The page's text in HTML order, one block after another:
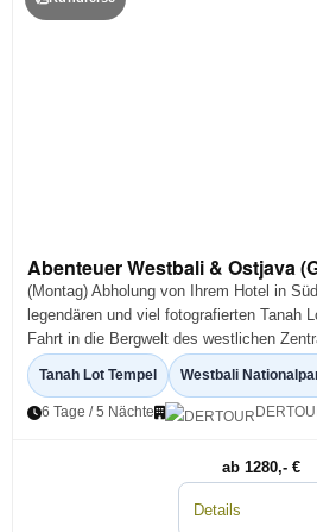
Abenteuer Westbali & Ostjava
(Montag) Abholung von Ihrem Hotel in
legendären und viel fotografierten Tanah
Fahrt in die Bergwelt des westlichen
Tanah Lot Tempel Westbali
6 Tage / 5 Nächte
ab 1280,- €
Details